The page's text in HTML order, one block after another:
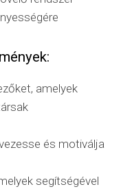
amelyek
és motiválja
segítségével